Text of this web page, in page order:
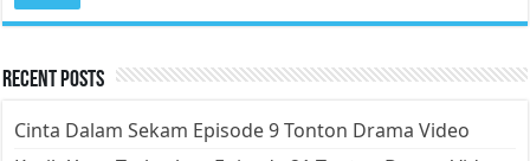
Recent Posts
Cinta Dalam Sekam Episode 9 Tonton Drama Video